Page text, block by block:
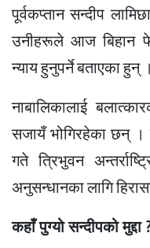
पूर्वकप्तान सन्दीप
उनीहरूले आज बिहान
न्याय हुनुपर्ने बताएका हुन् ।
नाबालिकालाई
सजायँ भोगिरहेका छन्
गते त्रिभुवन
अनुसन्धानका लागि
कहाँ पुग्यो सन्दीपको मुद्दा